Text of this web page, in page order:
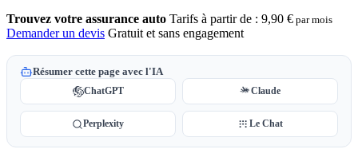
Trouvez votre assurance auto Tarifs à partir de : 9,90 € par mois
Demander un devis Gratuit et sans engagement
Résumer cette page avec l'IA
ChatGPT Claude
Perplexity Le Chat